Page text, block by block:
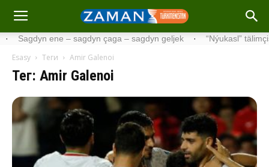
ene – sagdyn çaga – sagdyn geljek · “Nýukasl” tälimçisini
Esasy Теги Amir Galenoi
Тег: Amir Galenoi